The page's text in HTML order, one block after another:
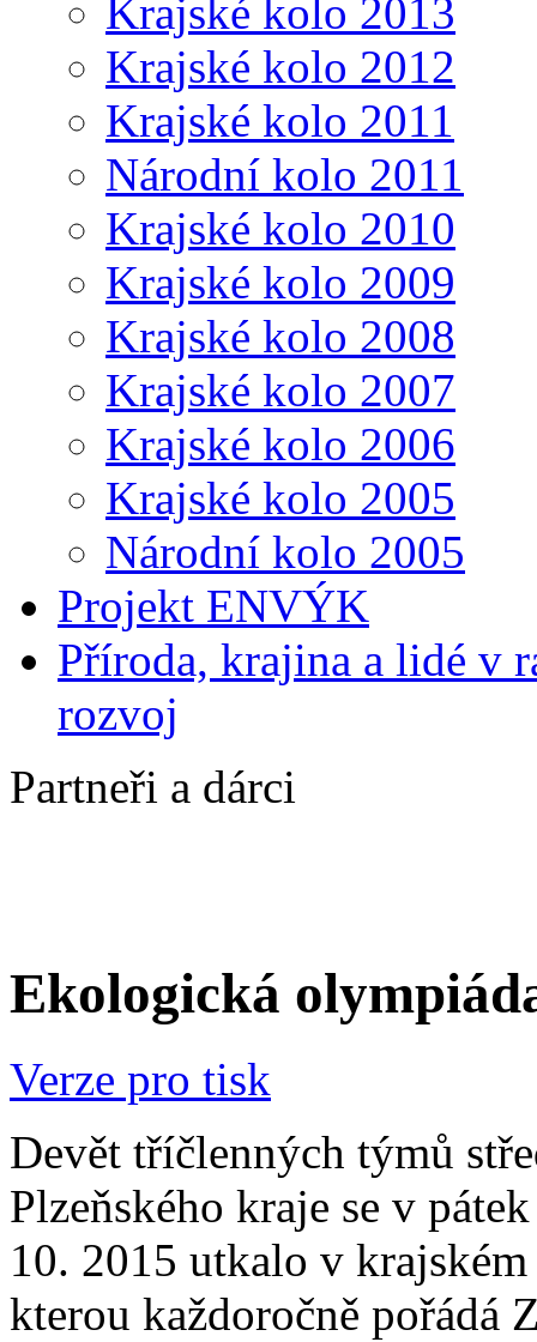
Krajské kolo 2013
Krajské kolo 2012
Krajské kolo 2011
Národní kolo 2011
Krajské kolo 2010
Krajské kolo 2009
Krajské kolo 2008
Krajské kolo 2007
Krajské kolo 2006
Krajské kolo 2005
Národní kolo 2005
Projekt ENVÝK
Příroda, krajina a lidé v
rozvoj
Partneři a dárci
Ekologická
Verze pro tisk
Devět tříčlenných týmů
Plzeňského kraje se v
10. 2015 utkalo v
kterou každoročně pořádá